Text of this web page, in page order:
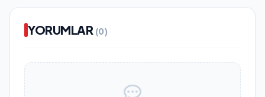
YORUMLAR (0)